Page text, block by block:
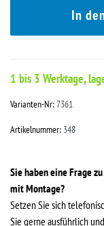
In
1 bis 3 Werktage,
Varianten-Nr:7361
Artikelnummer: 348
Sie haben eine Frage
mit Montage?
Setzen Sie sich
Sie gerne ausführlich